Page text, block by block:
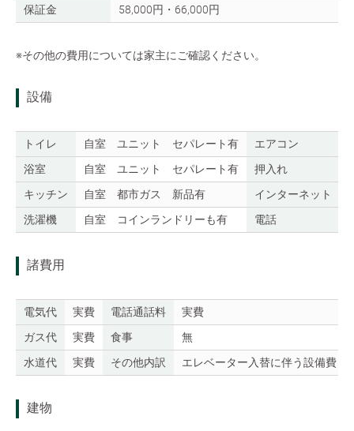
保証金 58,000円・66,000円
※その他の費用については家主にご確認ください。
設備
トイレ 自室 ユニット セパレート有 エアコン
浴室
自室 ユニット セパレート有 押入れ
キッチン
自室 都市ガス 新品有 インターネット
洗濯機
自室 コインランドリーも有 電話
諸費用
電気代 実費 電話通話料
実費
ガス代
実費 食事
無
水道代
実費 その他内訳 エレベーター入替に伴う設備費
建物